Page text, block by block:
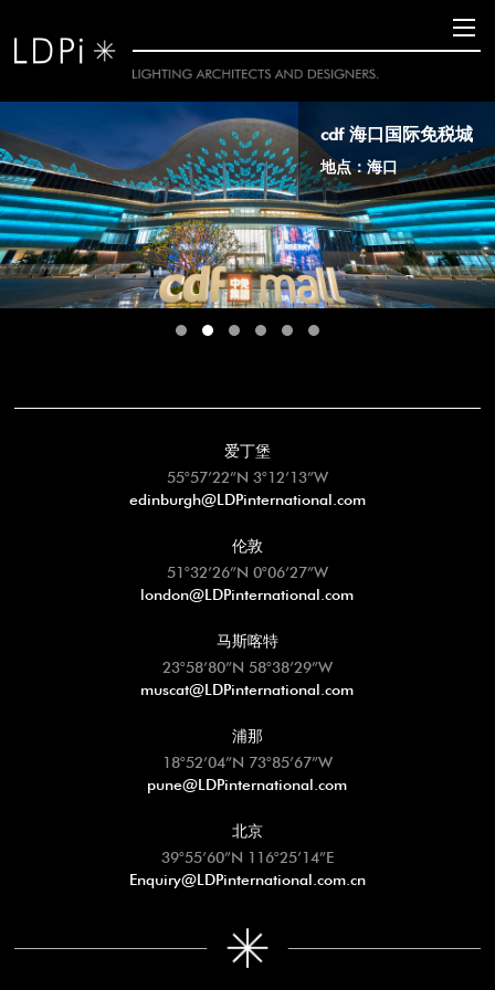
cdf 海口国际免税城
地点：海口
爱丁堡
55°57’22”N 3°12’13”W
edinburgh@LDPinternational.com
伦敦
51°32’26”N 0°06’27”W
london@LDPinternational.com
马斯喀特
23°58’80”N 58°38’29”W
muscat@LDPinternational.com
浦那
18°52’04”N 73°85’67”W
pune@LDPinternational.com
北京
39°55’60”N 116°25’14”E
Enquiry@LDPinternational.com.cn